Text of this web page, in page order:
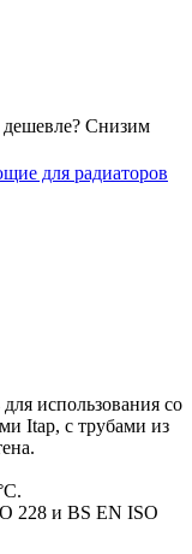
Снизим
для радиаторов
использования со
Itap, с трубами из
228 и BS EN ISO